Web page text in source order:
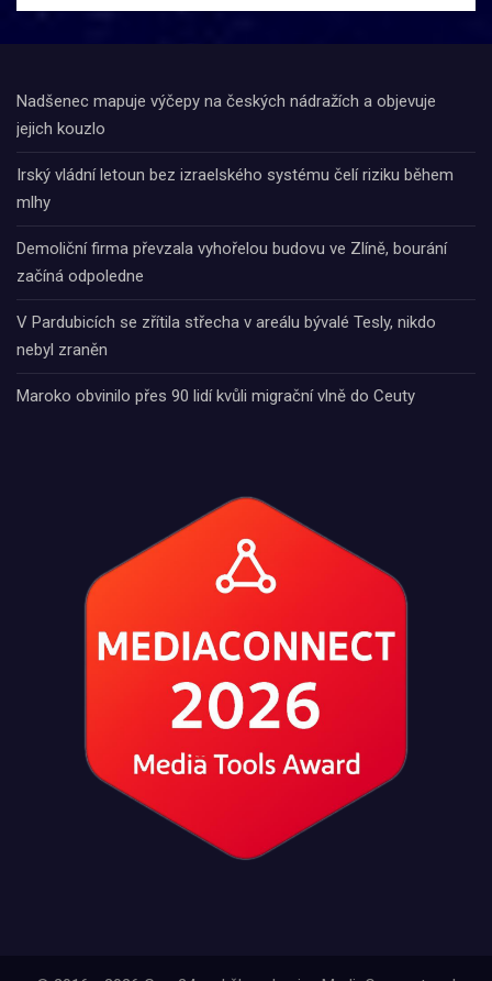
Nadšenec mapuje výčepy na českých nádražích a objevuje
jejich kouzlo
Irský vládní letoun bez izraelského systému čelí riziku během
mlhy
Demoliční firma převzala vyhořelou budovu ve Zlíně, bourání
začíná odpoledne
V Pardubicích se zřítila střecha v areálu bývalé Tesly, nikdo
nebyl zraněn
Maroko obvinilo přes 90 lidí kvůli migrační vlně do Ceuty